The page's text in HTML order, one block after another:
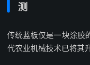
测
传统蓝板仅是一块涂胶
代农业机械技术已将其